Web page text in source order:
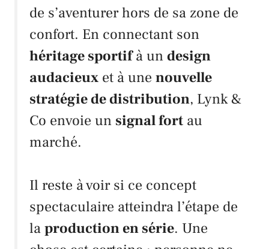
de s’aventurer hors de sa zone de
confort. En connectant son
héritage sportifà undesign
audacieux et à une nouvelle
stratégie de distribution, Lynk &
Co envoie un signal fort au
marché.
Il reste à voir si ce concept
spectaculaire atteindra l’étape de
laproduction en série. Une